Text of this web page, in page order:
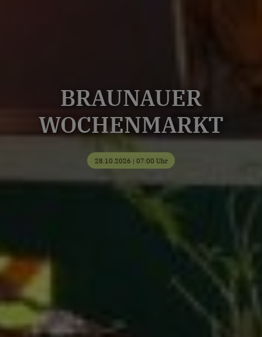
BRAUNAUER
WOCHENMARKT
28.10.2026 | 07:00 Uhr